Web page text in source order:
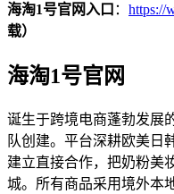
海淘1号官网入口 ： https://
载）
海淘1号官网
诞生于跨境电商蓬勃发展
队创建。平台深耕欧美日
建立直接合作，把奶粉美
城。所有商品采用境外本